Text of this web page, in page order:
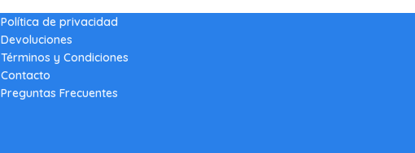
Política de privacidad
Devoluciones
Términos y Condiciones
Contacto
Preguntas Frecuentes